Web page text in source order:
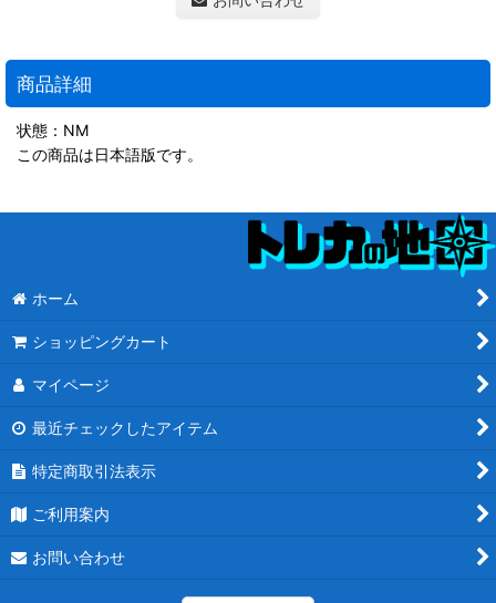
商品詳細
状態：NM
この商品は日本語版です。
ホーム
ショッピングカート
マイページ
最近チェックしたアイテム
特定商取引法表示
ご利用案内
お問い合わせ